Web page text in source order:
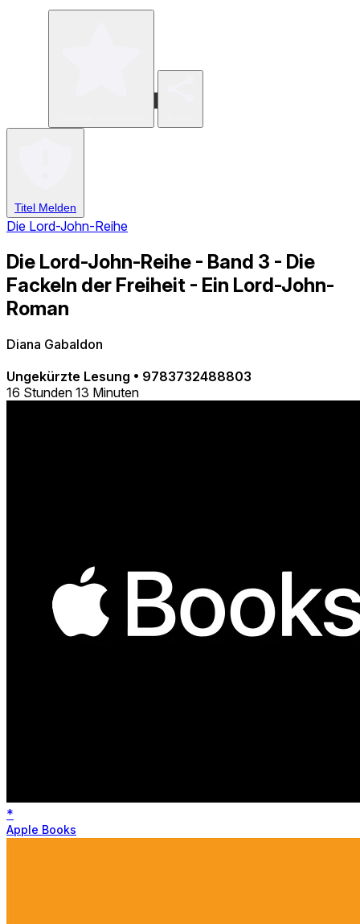
Titel Melden
Die Lord-John-Reihe
Die Lord-John-Reihe - Band 3 - Die
Fackeln der Freiheit - Ein Lord-John-
Roman
Diana Gabaldon
Ungekürzte Lesung • 9783732488803
16 Stunden 13 Minuten
*
Apple Books